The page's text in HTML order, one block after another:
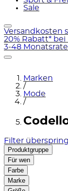
Sale
Versandkosten
20% Rabatt*
3-48
Marken
/
Mode
/
Filter
Produktgruppe
Für wen
Farbe
Marke